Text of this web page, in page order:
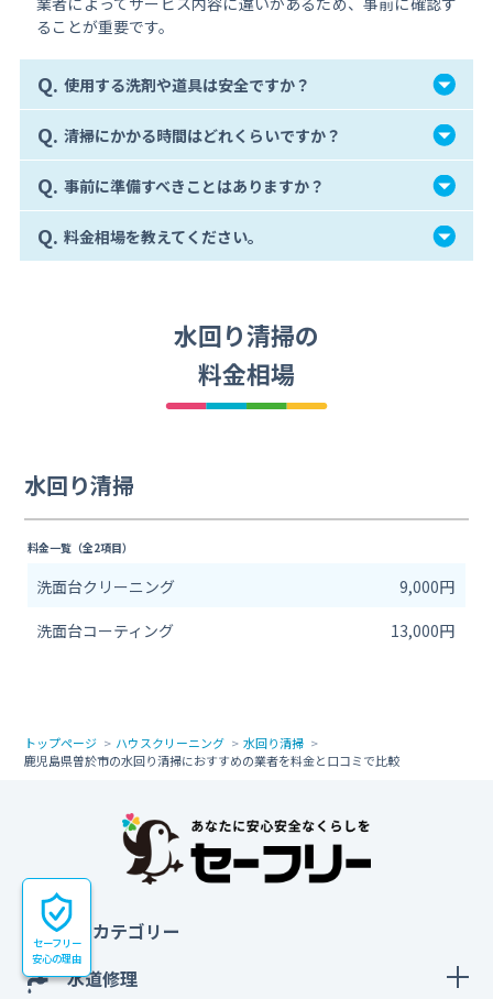
ることが重要です。
Q. 使用する洗剤や道具は安全ですか？
Q. 清掃にかかる時間はどれくらいですか？
Q. 事前に準備すべきことはありますか？
Q. 料金相場を教えてください。
水回り清掃の
料金相場
水回り清掃
料金一覧（全2項目）
洗面台クリーニング
9,000円
洗面台コーティング
13,000円
トップページ ハウスクリーニング
水回り清掃
鹿児島県曽於市の水回り清掃におすすめの業者を料金と口コミで比較
セーフリー
安心の理由
すべてのカテゴリー
水道修理